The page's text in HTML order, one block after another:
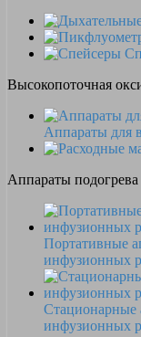
Высокопоточная
Аппараты для
Аппараты
Портативные
инфузионных
Стационарные
инфузионных